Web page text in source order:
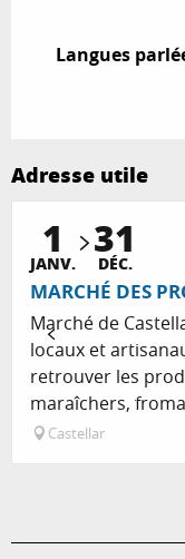
Langues
Langues
Adresse utile
1
JANV. 31
DÉC.
MARCHÉ DES
Marché de
locaux et
retrouver les
maraîchers,
Castellar